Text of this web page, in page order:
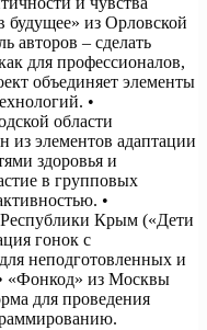
из Орловской
авторов – сделать
для профессионалов,
объединяет элементы
•
области
из элементов адаптации
здоровья и
в групповых
•
Крым («Дети
гонок с
неподготовленных и
«Фонкод» из Москвы
для проведения